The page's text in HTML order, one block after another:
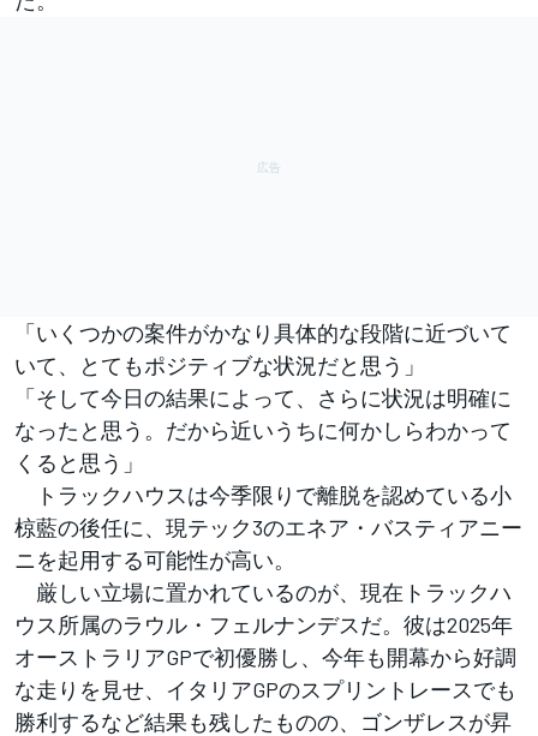
「いくつかの案件がかなり具体的な段階に近づいて
いて、とてもポジティブな状況だと思う」
「そして今日の結果によって、さらに状況は明確に
なったと思う。だから近いうちに何かしらわかって
くると思う」
トラックハウスは今季限りで離脱を認めている小
椋藍の後任に、現テック3のエネア・バスティアニー
ニを起用する可能性が高い。
厳しい立場に置かれているのが、現在トラックハ
ウス所属のラウル・フェルナンデスだ。彼は2025年
オーストラリアGPで初優勝し、今年も開幕から好調
な走りを見せ、イタリアGPのスプリントレースでも
勝利するなど結果も残したものの、ゴンザレスが昇